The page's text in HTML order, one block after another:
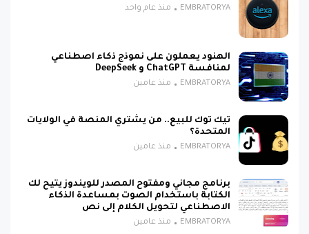
EMBRATORYA منذ عام واحد
الهنود يعملون على نموذج ذكاء اصطناعي
لمنافسة ChatGPT و DeepSeek
EMBRATORYA منذ عامين
تيك توك للبيع.. من يشتري المنصة في الولايات
المتحدة؟
EMBRATORYA منذ عامين
برنامج مجاني ومفتوح المصدر للويندوز يتيح لك
الكتابة باستخدام الصوت بمساعدة الذكاء
الاصطناعي لتحويل الكلام إلى نص
EMBRATORYA منذ عامين